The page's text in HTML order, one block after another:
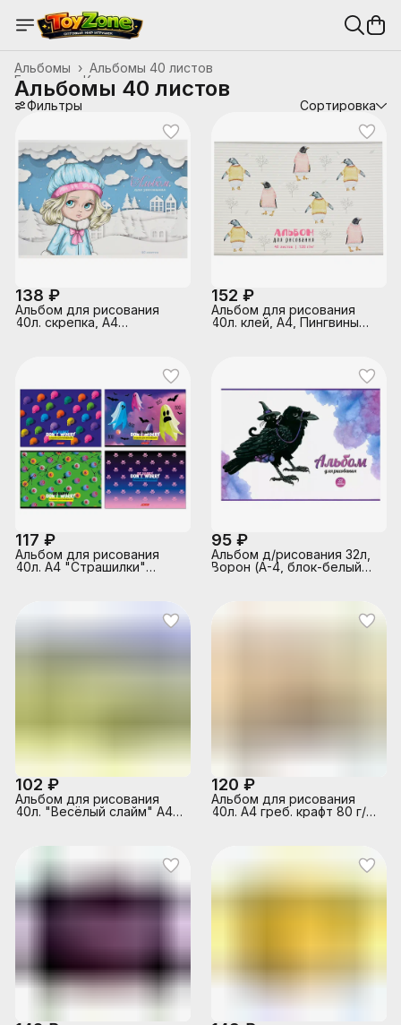
Альбомы 40 листов
Альбомы ›
Канцтовары, школьные принадлежности
Главная
Альбомы 40 листов
Фильтры Сортировка
138 ₽
Альбом для рисования
40л. скрепка, А4
152 ₽
Альбом для рисования
40л. клей, А4, Пингвины
117 ₽
Альбом для рисования
40л. А4 "Страшилки"
95 ₽
Альбом д/рисования 32л,
Ворон (А-4, блок-белый
102 ₽
Альбом для рисования
40л. "Весёлый слайм" А4
120 ₽
Альбом для рисования
40л. А4 греб. крафт 80 г/